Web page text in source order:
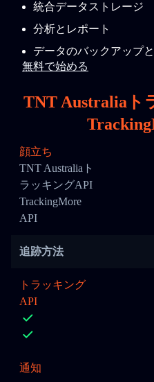
統合データストレージ
分析とレポート
データのバックアップ
無料で始める
TNT Australiaト
顔立ち
TNT Australiaト
ラッキングAPI
TrackingMore
API
追跡方法
トラッキング
API
通知